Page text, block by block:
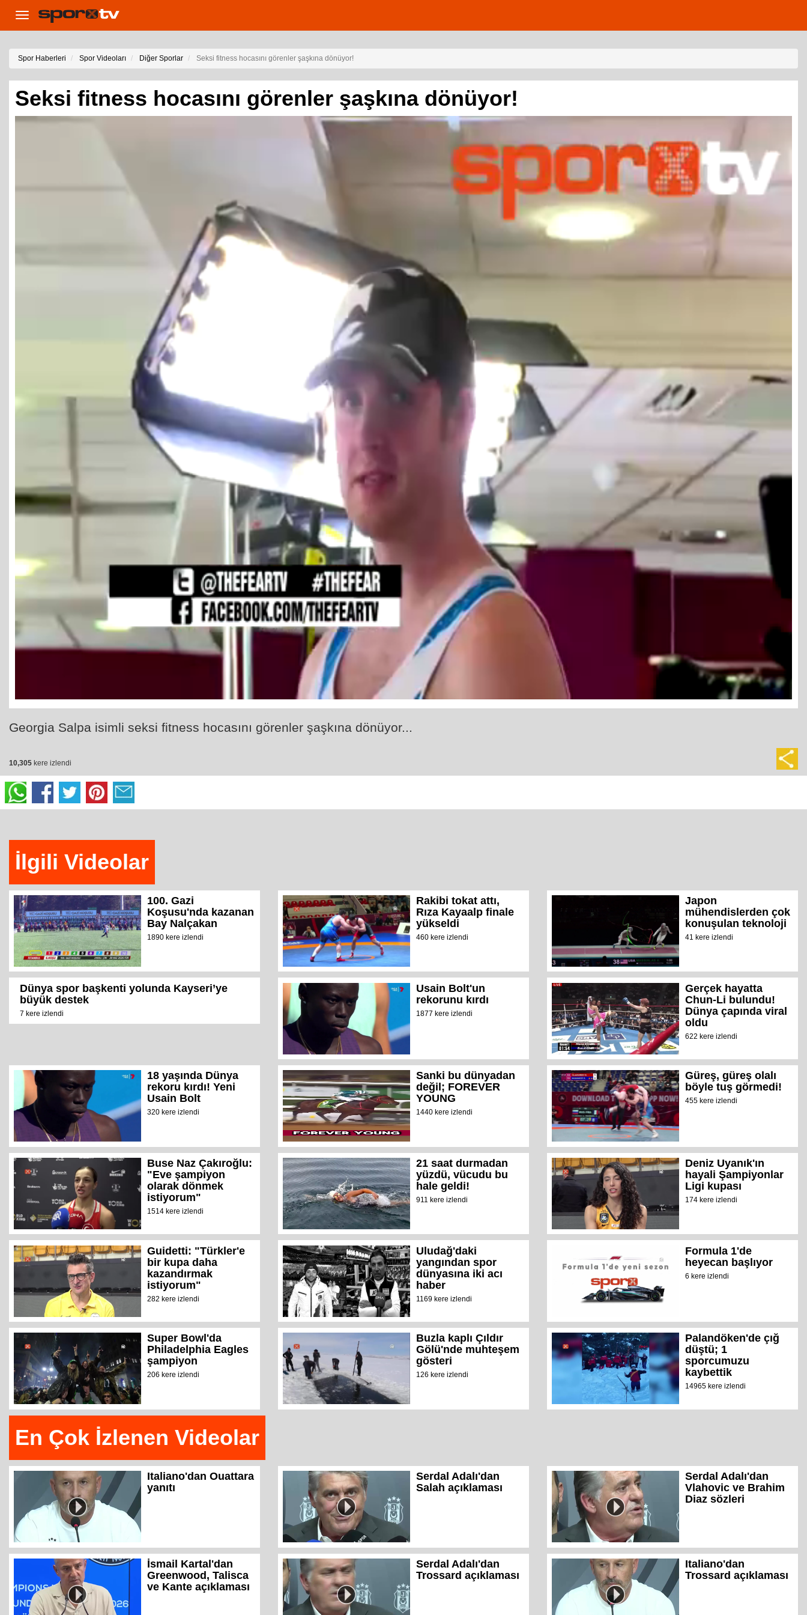
Toggle
navigation
Spor Haberleri Spor Videoları Diğer Sporlar Seksi fitness hocasını görenler şaşkına dönüyor!
Seksi fitness hocasını görenler şaşkına dönüyor!
Georgia Salpa isimli seksi fitness hocasını görenler şaşkına dönüyor...
10,305 kere izlendi
İlgili Videolar
100. Gazi
Koşusu'nda kazanan
Bay Nalçakan
1890 kere izlendi
Rakibi tokat attı,
Rıza Kayaalp finale
yükseldi
460 kere izlendi
Japon
mühendislerden çok
konuşulan teknoloji
41 kere izlendi
Dünya spor başkenti yolunda Kayseri’ye
büyük destek
7 kere izlendi
Usain Bolt'un
rekorunu kırdı
1877 kere izlendi
Gerçek hayatta
Chun-Li bulundu!
Dünya çapında viral
oldu
622 kere izlendi
18 yaşında Dünya
rekoru kırdı! Yeni
Usain Bolt
320 kere izlendi
Sanki bu dünyadan
değil; FOREVER
YOUNG
1440 kere izlendi
Güreş, güreş olalı
böyle tuş görmedi!
455 kere izlendi
Buse Naz Çakıroğlu:
"Eve şampiyon
olarak dönmek
istiyorum"
1514 kere izlendi
21 saat durmadan
yüzdü, vücudu bu
hale geldi!
911 kere izlendi
Deniz Uyanık'ın
hayali Şampiyonlar
Ligi kupası
174 kere izlendi
Guidetti: "Türkler'e
bir kupa daha
kazandırmak
istiyorum"
282 kere izlendi
Uludağ'daki
yangından spor
dünyasına iki acı
haber
1169 kere izlendi
Formula 1'de
heyecan başlıyor
6 kere izlendi
Super Bowl'da
Philadelphia Eagles
şampiyon
206 kere izlendi
Buzla kaplı Çıldır
Gölü'nde muhteşem
gösteri
126 kere izlendi
Palandöken'de çığ
düştü; 1
sporcumuzu
kaybettik
14965 kere izlendi
En Çok İzlenen Videolar
Italiano'dan Ouattara
yanıtı
Serdal Adalı'dan
Salah açıklaması
Serdal Adalı'dan
Vlahovic ve Brahim
Diaz sözleri
İsmail Kartal'dan
Greenwood, Talisca
ve Kante açıklaması
Serdal Adalı'dan
Trossard açıklaması
Italiano'dan
Trossard açıklaması